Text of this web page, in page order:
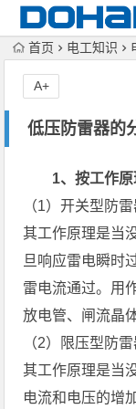
首页 电工知识
低压防雷器的
A+
1、按工作原
（1）开关型防雷
其工作原理是当
旦响应雷电瞬时
雷电流通过。用
放电管、闸流晶
（2）限压型防雷
其工作原理是当
电流和电压的增